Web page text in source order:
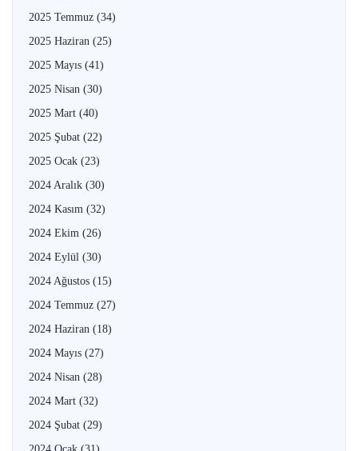
2025 Temmuz (34)
2025 Haziran (25)
2025 Mayıs (41)
2025 Nisan (30)
2025 Mart (40)
2025 Şubat (22)
2025 Ocak (23)
2024 Aralık (30)
2024 Kasım (32)
2024 Ekim (26)
2024 Eylül (30)
2024 Ağustos (15)
2024 Temmuz (27)
2024 Haziran (18)
2024 Mayıs (27)
2024 Nisan (28)
2024 Mart (32)
2024 Şubat (29)